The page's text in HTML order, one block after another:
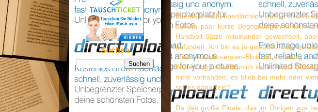
Ebenfalls recht oberflächlich war für mich
auf ein paar kurze Begegnungen kennt
Handvoll Sätze miteinander gewechselt,
gefunden. Ich bin es ja gewohnt, dass
"Liebe-auf-den-ersten-Blick" oft ein wenig
Beziehung hatte für mich kaum etwas
nicht vorhanden, es blieb bei mehr oder
soll es dann sein?
Da das große Finale, das im Übrigen aus
Suchen